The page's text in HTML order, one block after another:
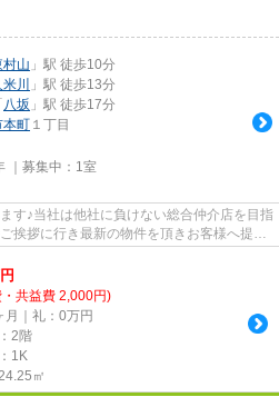
村山 」駅 徒歩10分
川
」駅 徒歩13分
八坂 」駅 徒歩17分
本町 １丁目
｜募集中： 1室
す♪当社は他社に負けない総合仲介店を目指
挨拶に行き最新の物件を頂きお客様へ提供
円
共益費 2,000円)
月｜礼：0万円
2階
1K
㎡